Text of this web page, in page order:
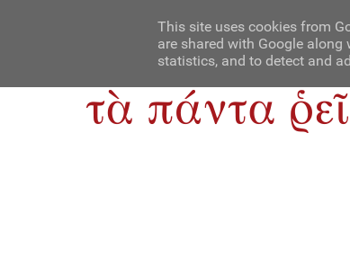
Contact Us About Us
This site uses cookies from
are shared with Google
statistics, and to detect and